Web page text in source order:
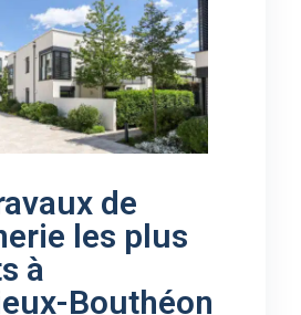
de
les plus
à
Bouthéon